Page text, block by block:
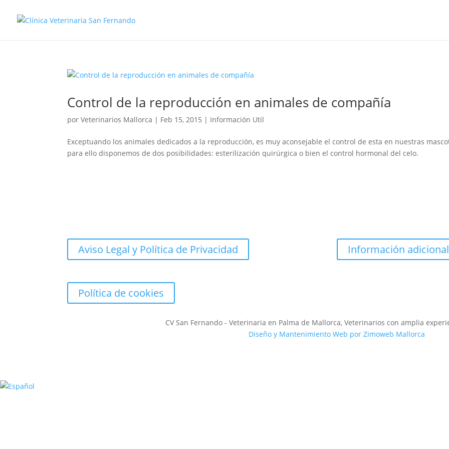
Control de la reproducción en animales de compañía
porVeterinarios Mallorca | Feb 15, 2015 | Información Util
Exceptuando los animales dedicados a la reproducción, es muy aconsejable el control de esta en nuestras
para ello disponemos de dos posibilidades: esterilización quirúrgica o bien el control hormonal del celo.
Aviso Legal y Política de Privacidad Información
Política de cookies
CV San Fernando - Veterinaria en Palma de Mallorca, Veterinarios con amplia
Diseño y Mantenimiento Web por Zimoweb Mallorca